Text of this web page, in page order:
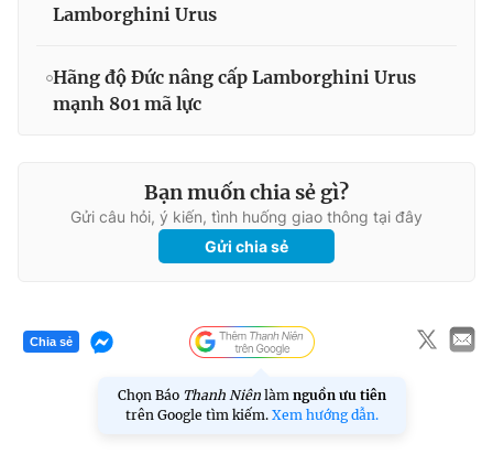
Lamborghini Urus
Hãng độ Đức nâng cấp Lamborghini Urus
mạnh 801 mã lực
Bạn muốn chia sẻ gì?
Gửi câu hỏi, ý kiến, tình huống giao thông tại đây
Gửi chia sẻ
Chia sẻ
Chọn Báo Thanh Niên làm nguồn ưu tiên
trên Google tìm kiếm. Xem hướng dẫn.